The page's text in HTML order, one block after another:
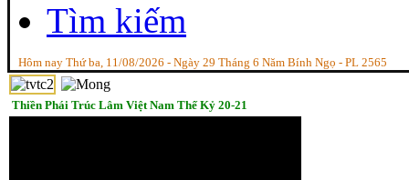
Tìm kiếm
Hôm nay Thứ ba, 11/08/2026 - Ngày 29 Tháng 6 Năm Bính Ngọ - PL 2565
Thiền Phái Trúc Lâm Việt Nam Thế Kỷ 20-21